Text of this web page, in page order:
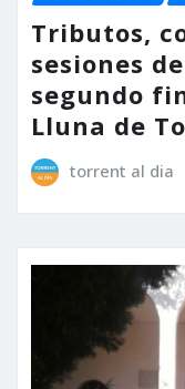
Tributos,
sesiones
segundo
Lluna de
torrent al dia